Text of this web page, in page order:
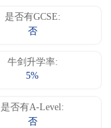
是否有GCSE:
否
牛剑升学率:
5%
是否有A-Level:
否